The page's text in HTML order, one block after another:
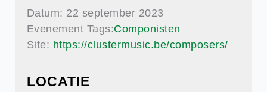
Datum: 22 september 2023
Evenement Tags:Componisten
Site: https://clustermusic.be/composers/
LOCATIE